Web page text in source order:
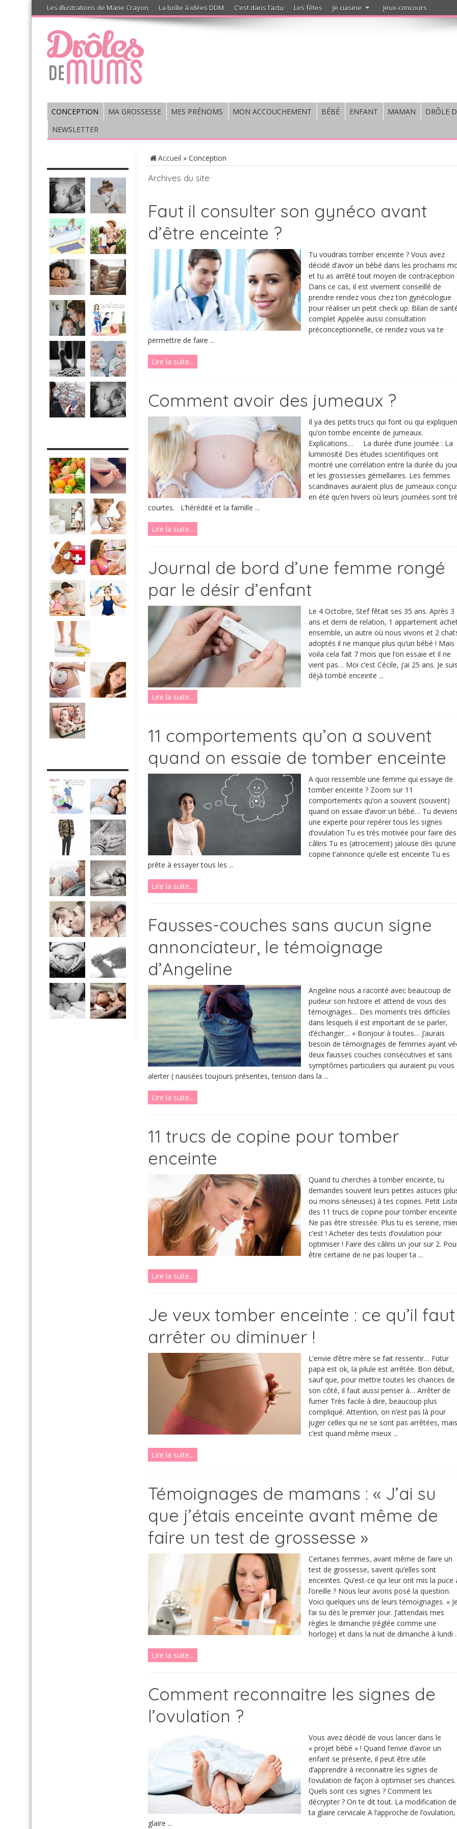
Les illustrations de Marie Crayon La boîte à idées DDM C’est dans l’actu Les fêtes Je cuisine Jeux-concours
CONCEPTION MA GROSSESSE MES PRÉNOMS MON ACCOUCHEMENT BÉBÉ ENFANT MAMAN
DRÔLE
NEWSLETTER
Accueil » Conception
Archives du site
Faut il consulter son gynéco avant
d’être enceinte ?
Tu voudrais tomber enceinte ? Vous avez
décidé d’avoir un bébé dans les prochains
et tu as arrêté tout moyen de contraception
Dans ce cas, il est vivement conseillé de
prendre rendez vous chez ton gynécologue
pour réaliser un petit check up. Bilan de
complet Appelée aussi consultation
préconceptionnelle, ce rendez vous va te
permettre de faire ...
Lire la suite...
Comment avoir des jumeaux ?
Il ya des petits trucs qui font ou qui
qu’on tombe enceinte de jumeaux.
Explications… La durée d’une journée : La
luminosité Des études scientifiques ont
montré une corrélation entre la durée du
et les grossesses gémellaires. Les femmes
scandinaves auraient plus de jumeaux
en été qu’en hivers où leurs journées sont
courtes. L’hérédité et la famille ...
Lire la suite...
Journal de bord d’une femme rongé
par le désir d’enfant
Le 4 Octobre, Stef fêtait ses 35 ans. Après 3
ans et demi de relation, 1 appartement
ensemble, un autre où nous vivons et 2
adoptés il ne manque plus qu’un bébé ! Mais
voila cela fait 7 mois que l’on essaie et il ne
vient pas… Moi c’est Cécile, j’ai 25 ans. Je
déjà tombé enceinte ...
Lire la suite...
11 comportements qu’on a souvent
quand on essaie de tomber enceinte
A quoi ressemble une femme qui essaye de
tomber enceinte ? Zoom sur 11
comportements qu’on a souvent (souvent)
quand on essaie d’avoir un bébé… Tu
une experte pour repérer tous les signes
d’ovulation Tu es très motivée pour faire des
câlins Tu es (atrocement) jalouse dès qu’une
copine t’annonce qu’elle est enceinte Tu es
prête à essayer tous les ...
Lire la suite...
Fausses-couches sans aucun signe
annonciateur, le témoignage
d’Angeline
Angeline nous a raconté avec beaucoup de
pudeur son histoire et attend de vous des
témoignages… Des moments très difficiles
dans lesquels il est important de se parler,
d’échanger… « Bonjour à toutes… J’aurais
besoin de témoignages de femmes ayant
deux fausses couches consécutives et sans
symptômes particuliers qui auraient pu vous
alerter ( nausées toujours présentes, tension dans la ...
Lire la suite...
11 trucs de copine pour tomber
enceinte
Quand tu cherches à tomber enceinte, tu
demandes souvent leurs petites astuces
ou moins sérieuses) à tes copines. Petit
des 11 trucs de copine pour tomber
Ne pas être stressée. Plus tu es sereine,
c’est ! Acheter des tests d’ovulation pour
optimiser ! Faire des câlins un jour sur 2.
être certaine de ne pas louper ta ...
Lire la suite...
Je veux tomber enceinte : ce qu’il faut
arrêter ou diminuer !
L’envie d’être mère se fait ressentir… Futur
papa est ok, la pilule est arrêtée. Bon début,
sauf que, pour mettre toutes les chances de
son côté, il faut aussi penser à… Arrêter de
fumer Très facile à dire, beaucoup plus
compliqué. Attention, on n’est pas là pour
juger celles qui ne se sont pas arrêtées, mais
c’est quand même mieux ...
Lire la suite...
Témoignages de mamans : « J’ai su
que j’étais enceinte avant même de
faire un test de grossesse »
Certaines femmes, avant même de faire un
test de grossesse, savent qu’elles sont
enceintes. Qu’est-ce qui leur ont mis la puce
l’oreille ? Nous leur avons posé la question.
Voici quelques uns de leurs témoignages. «
l’ai su dès le premier jour. J’attendais mes
règles le dimanche (réglée comme une
horloge) et dans la nuit de dimanche à lundi
Lire la suite...
Comment reconnaitre les signes de
l’ovulation ?
Vous avez décidé de vous lancer dans le
« projet bébé » ! Quand l’envie d’avoir un
enfant se présente, il peut être utile
d’apprendre à reconnaitre les signes de
l’ovulation de façon à optimiser ses chances.
Quels sont ces signes ? Comment les
décrypter ? On te dit tout. La modification de
ta glaire cervicale A l’approche de
glaire ...